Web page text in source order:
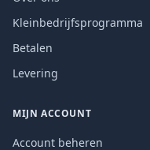
Kleinbedrijfsprogramma
Betalen
Levering
MIJN ACCOUNT
Account beheren